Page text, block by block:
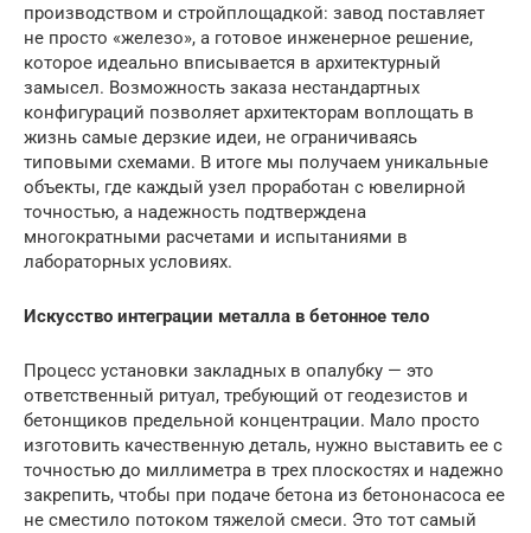
производством и стройплощадкой: завод поставляет
не просто «железо», а готовое инженерное решение,
которое идеально вписывается в архитектурный
замысел. Возможность заказа нестандартных
конфигураций позволяет архитекторам воплощать в
жизнь самые дерзкие идеи, не ограничиваясь
типовыми схемами. В итоге мы получаем уникальные
объекты, где каждый узел проработан с ювелирной
точностью, а надежность подтверждена
многократными расчетами и испытаниями в
лабораторных условиях.
Искусство интеграции металла в бетонное тело
Процесс установки закладных в опалубку — это
ответственный ритуал, требующий от геодезистов и
бетонщиков предельной концентрации. Мало просто
изготовить качественную деталь, нужно выставить ее с
точностью до миллиметра в трех плоскостях и надежно
закрепить, чтобы при подаче бетона из бетононасоса ее
не сместило потоком тяжелой смеси. Это тот самый